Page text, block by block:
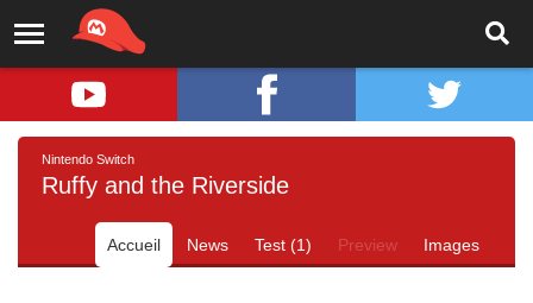
Nintendo Switch
Ruffy and the Riverside
Accueil News Test (1) Preview Images